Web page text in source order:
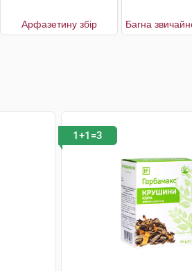
Арфазетину збір
1+1=3